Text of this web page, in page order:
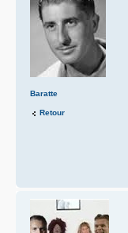
Baratte
Retour